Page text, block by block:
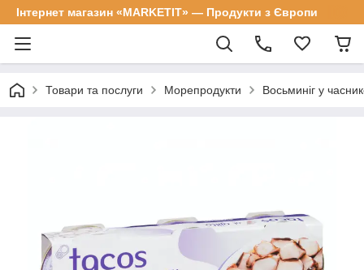
Інтернет магазин «MARKETIT» — Продукти з Європи
Товари та послуги Морепродукти Восьминіг у